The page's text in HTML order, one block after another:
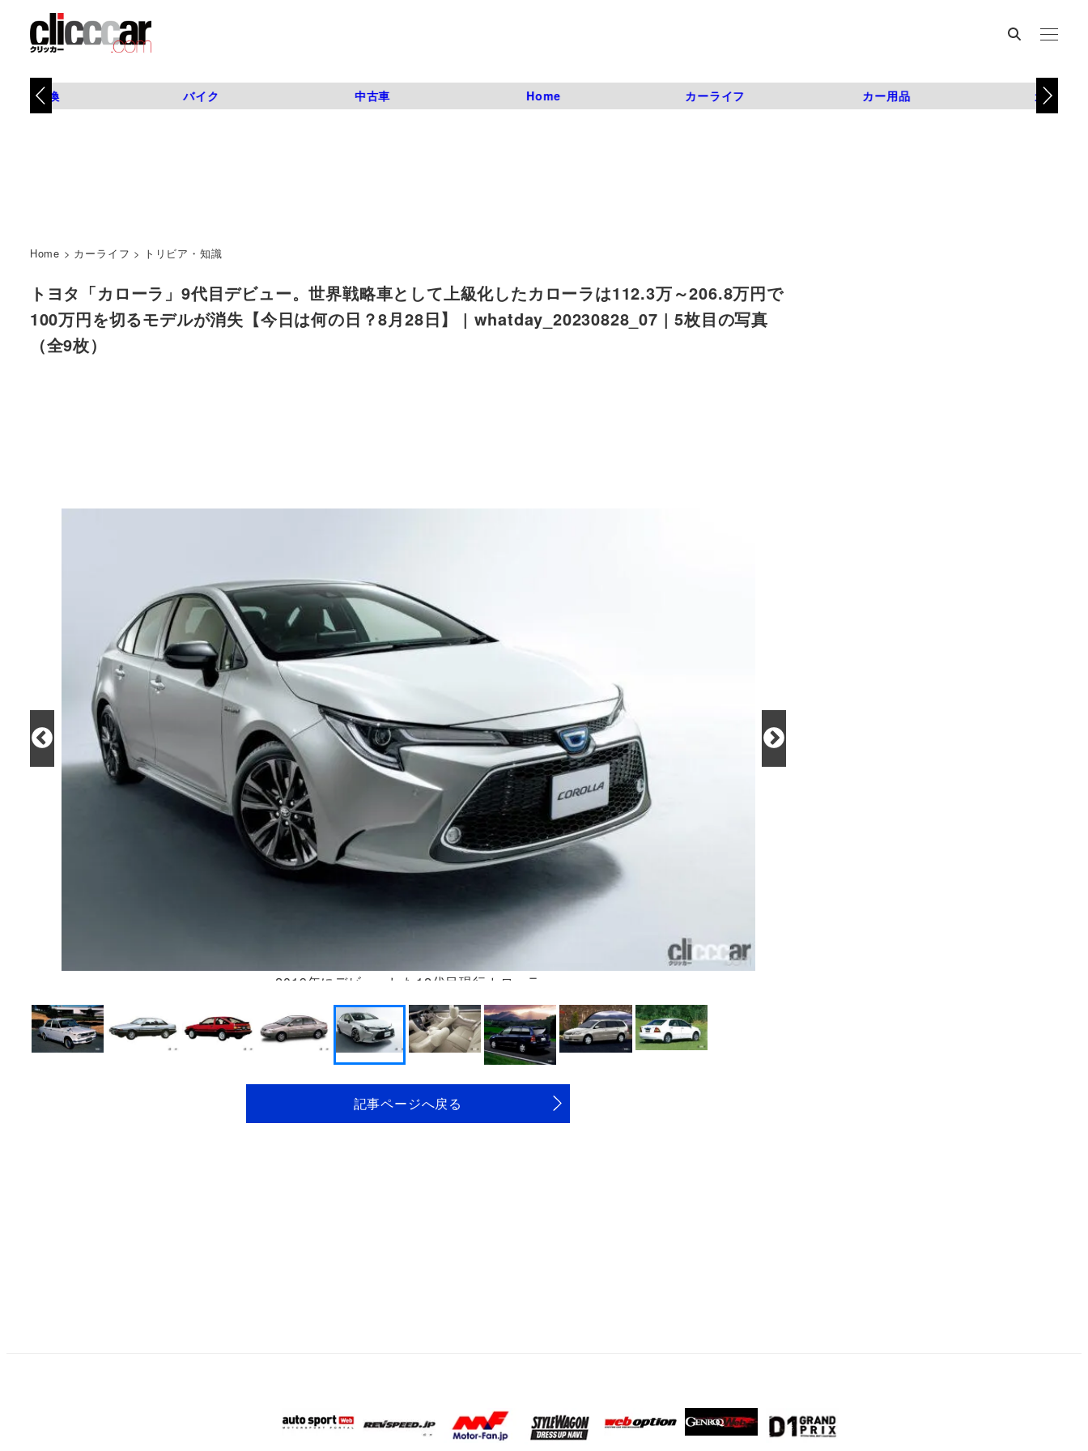
タイヤ交換 バイク 中古車 Home カーライフ カー用品 カスタム
Home > カーライフ > トリビア・知識
トヨタ「カローラ」9代目デビュー。世界戦略車として上級化したカローラは112.3万～206.8万円で
100万円を切るモデルが消失【今日は何の日？8月28日】 | whatday_20230828_07 | 5枚目の写真
（全9枚）
2019年にデビューした12代目現行カローラ
記事ページへ戻る